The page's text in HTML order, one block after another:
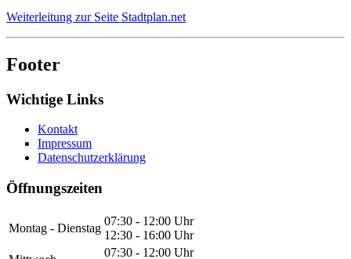
Weiterleitung zur Seite Stadtplan.net
Footer
Wichtige Links
Kontakt
Impressum
Datenschutzerklärung
Öffnungszeiten
Montag - Dienstag
07:30 - 12:00 Uhr
12:30 - 16:00 Uhr
07:30 - 12:00 Uhr